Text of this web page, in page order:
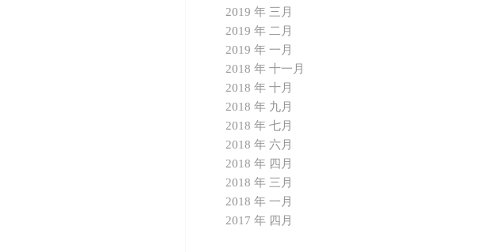
2019 年 三月
2019 年 二月
2019 年 一月
2018 年 十一月
2018 年 十月
2018 年 九月
2018 年 七月
2018 年 六月
2018 年 四月
2018 年 三月
2018 年 一月
2017 年 四月